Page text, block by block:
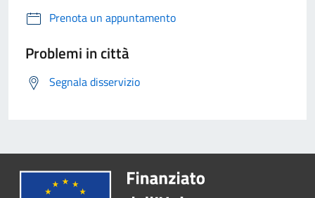
Prenota un appuntamento
Problemi in città
Segnala disservizio